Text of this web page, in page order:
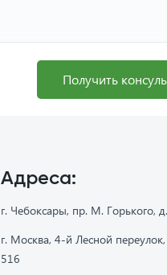
Получить
Адреса:
г. Чебоксары, пр. М. Горького,
г. Москва, 4-й Лесной
516